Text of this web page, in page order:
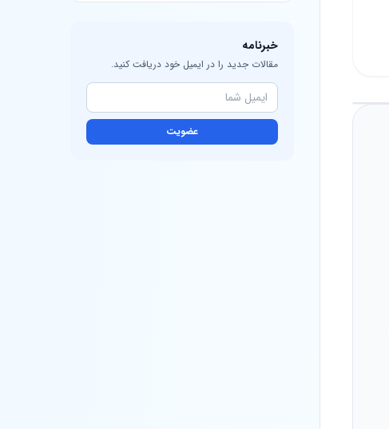
خبرنامه
مقالات جدید را در ایمیل خود دریافت کنید.
عضویت